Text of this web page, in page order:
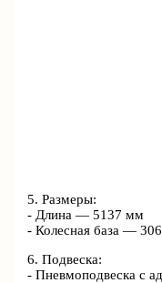
5. Размеры:
- Длина — 5137 мм
- Колесная база —
6. Подвеска:
- Пневмоподвеска с